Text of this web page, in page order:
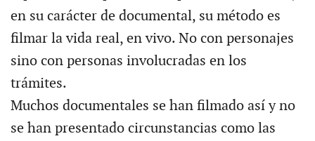
en su carácter de documental, su método es
filmar la vida real, en vivo. No con personajes
sino con personas involucradas en los
trámites.
Muchos documentales se han filmado así y no
se han presentado circunstancias como las